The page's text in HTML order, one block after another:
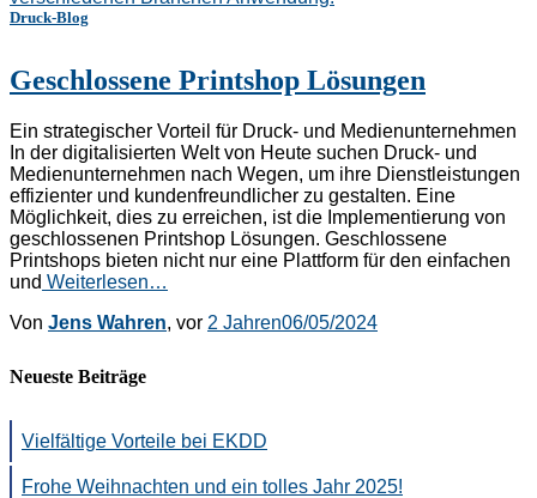
Druck-Blog
Geschlossene Printshop Lösungen
Ein strategischer Vorteil für Druck- und Medienunternehmen
In der digitalisierten Welt von Heute suchen Druck- und
Medienunternehmen nach Wegen, um ihre Dienstleistungen
effizienter und kundenfreundlicher zu gestalten. Eine
Möglichkeit, dies zu erreichen, ist die Implementierung von
geschlossenen Printshop Lösungen. Geschlossene
Printshops bieten nicht nur eine Plattform für den einfachen
und Weiterlesen…
Von Jens Wahren, vor 2 Jahren06/05/2024
Neueste Beiträge
Vielfältige Vorteile bei EKDD
Frohe Weihnachten und ein tolles Jahr 2025!